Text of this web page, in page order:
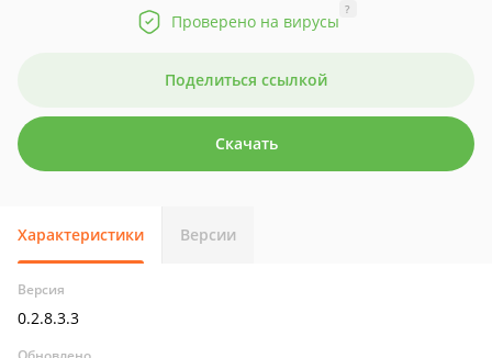
Проверено на вирусы
?
Поделиться ссылкой
Скачать
Характеристики Версии
Версия
0.2.8.3.3